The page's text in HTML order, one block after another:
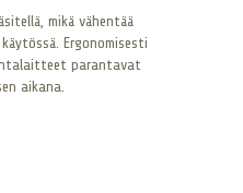
mikä vähentää
Ergonomisesti
parantavat
aikana.